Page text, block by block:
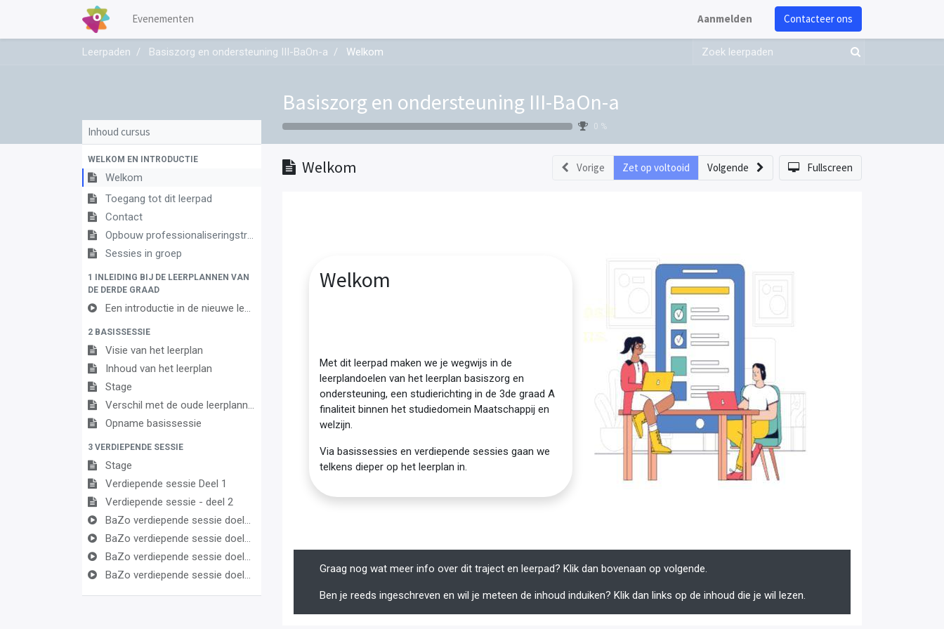
Evenementen Aanmelden Contacteer ons
Leerpaden Basiszorg en ondersteuning III-BaOn-a Welkom
Basiszorg en ondersteuning III-BaOn-a
0 %
Inhoud cursus
WELKOM EN INTRODUCTIE
Welkom
Toegang tot dit leerpad
Contact
Opbouw professionaliseringstraject
Sessies in groep
1 INLEIDING BIJ DE LEERPLANNEN VAN
DE DERDE GRAAD
Een introductie in de nieuwe leerplannen van de derde graad
2 BASISSESSIE
Visie van het leerplan
Inhoud van het leerplan
Stage
Verschil met de oude leerplannen
Opname basissessie
3 VERDIEPENDE SESSIE
Stage
Verdiepende sessie Deel 1
Verdiepende sessie - deel 2
BaZo verdiepende sessie doelen Pedagogisch handelen
BaZo verdiepende sessie doelen Zorg
BaZo verdiepende sessie doelen Indirecte en logistieke ondersteuning
BaZo verdiepende sessie doelen kwaliteitsvol handelen
Welkom Vorige Zet op voltooid Volgende Fullscreen
Welkom
Met dit leerpad maken we je wegwijs in de
leerplandoelen van het leerplan basiszorg en
ondersteuning, een studierichting in de 3de graad A
finaliteit binnen het studiedomein Maatschappij en
welzijn.
Via basissessies en verdiepende sessies gaan we
telkens dieper op het leerplan in.
Graag nog wat meer info over dit traject en leerpad? Klik dan bovenaan op volgende.
Ben je reeds ingeschreven en wil je meteen de inhoud induiken? Klik dan links op de inhoud die je wil lezen.